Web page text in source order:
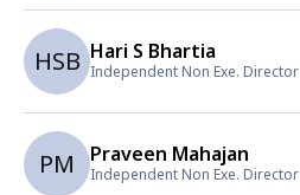
HSB Hari S Bhartia
Independent Non Exe. Director
PM Praveen Mahajan
Independent Non Exe. Director